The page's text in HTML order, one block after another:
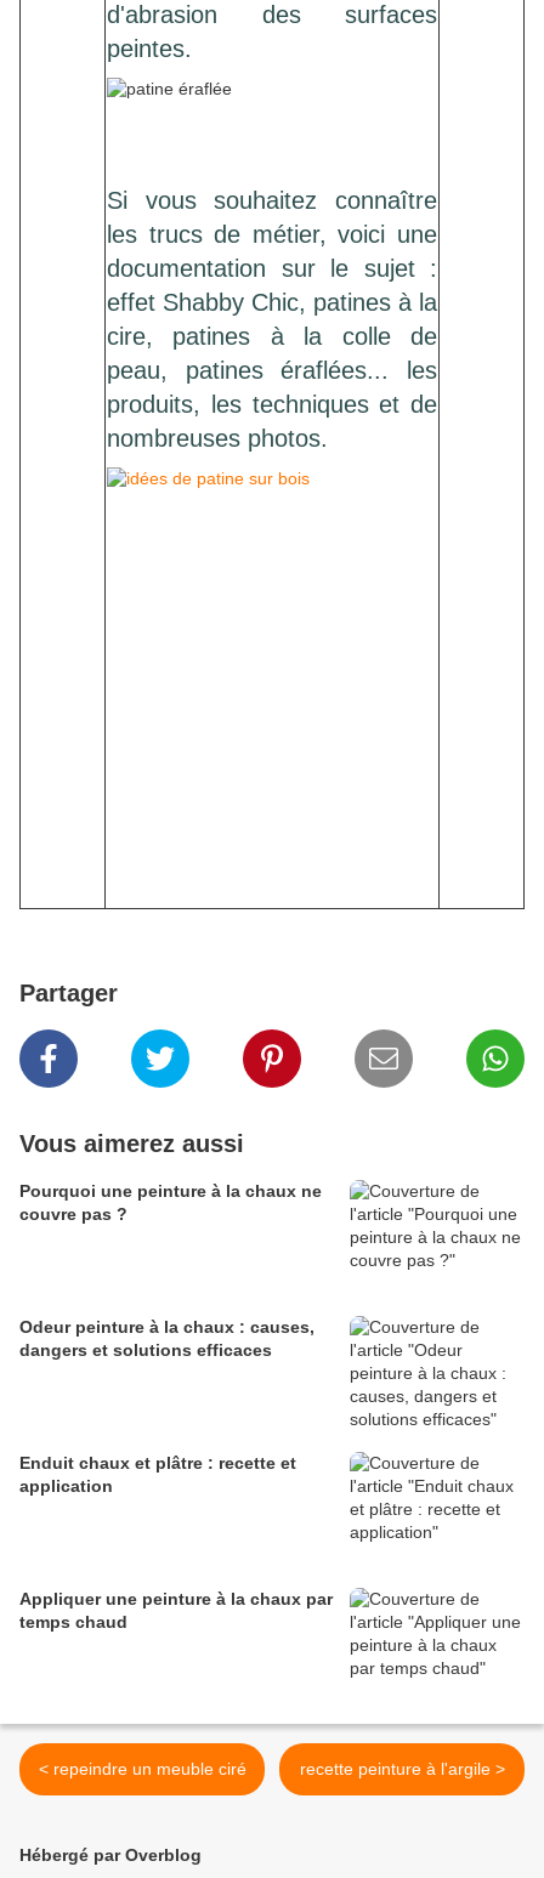
d'abrasion des surfaces
peintes.
Si vous souhaitez connaître
les trucs de métier, voici une
documentation sur le sujet :
effet Shabby Chic, patines à la
cire, patines à la colle de
peau, patines éraflées... les
produits, les techniques et de
nombreuses photos.
Partager
Vous aimerez aussi
Pourquoi une peinture à la chaux ne
couvre pas ?
Odeur peinture à la chaux : causes,
dangers et solutions efficaces
Enduit chaux et plâtre : recette et
application
Appliquer une peinture à la chaux par
temps chaud
< repeindre un meuble ciré recette peinture à l'argile >
Hébergé par Overblog